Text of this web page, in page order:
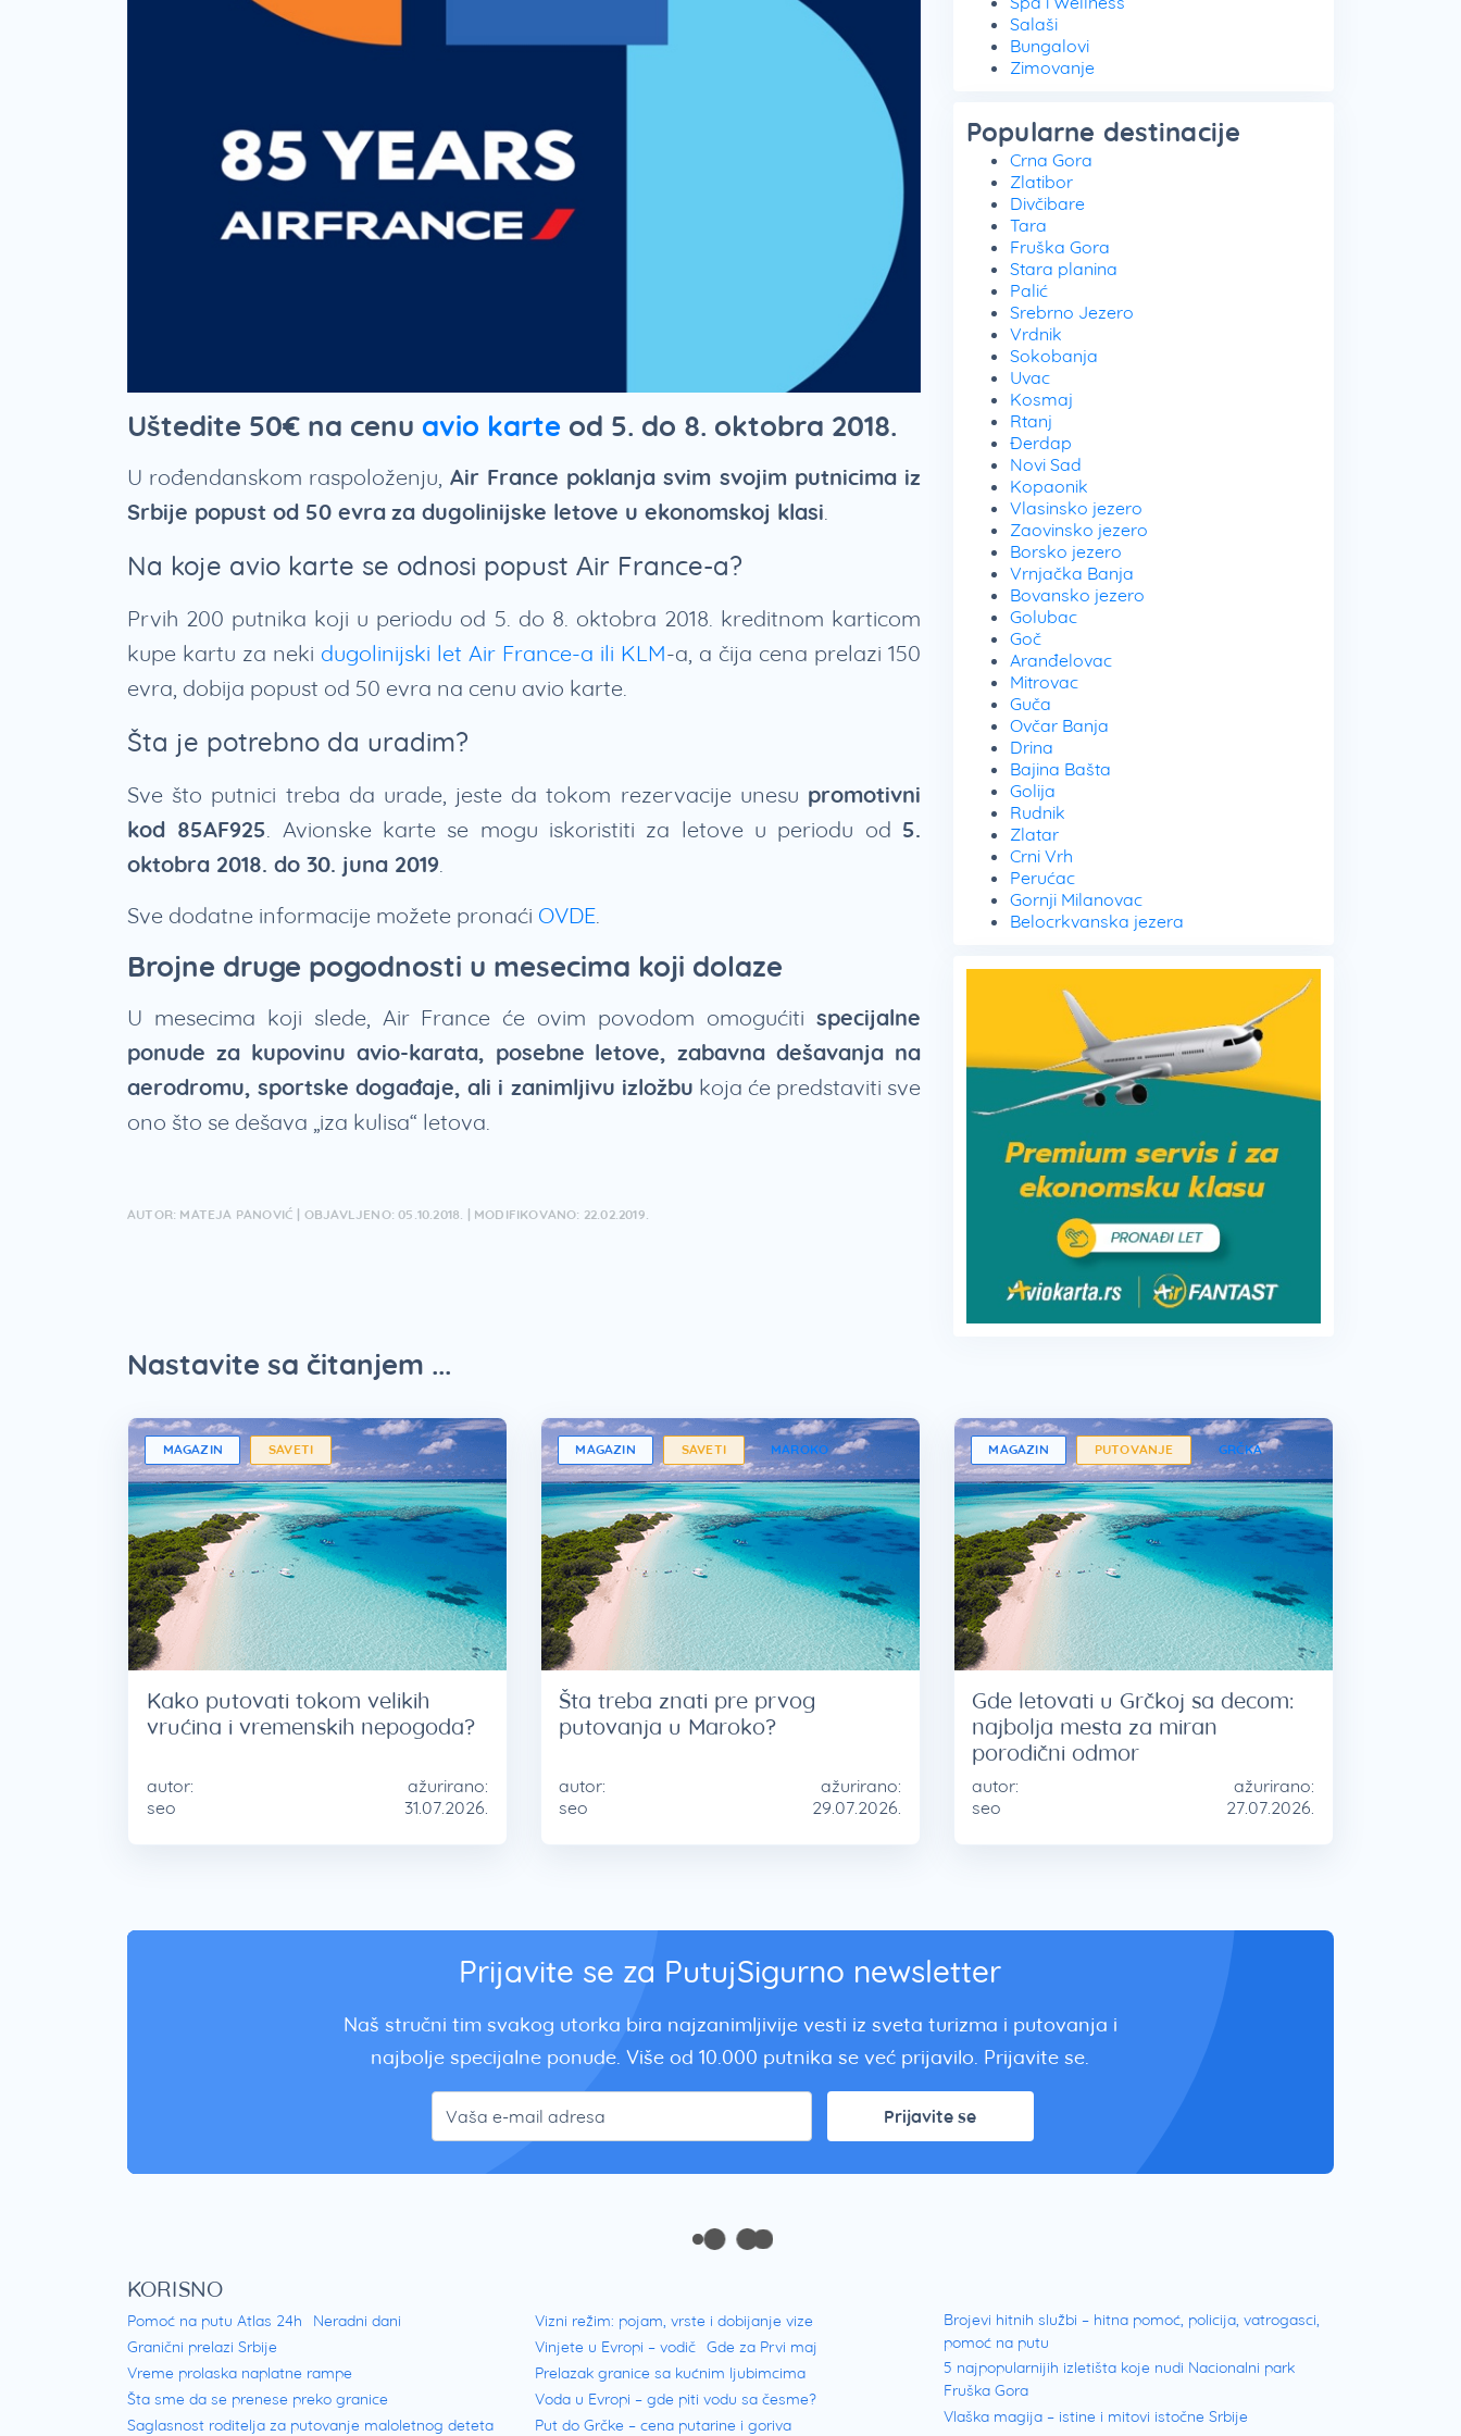
Uštedite 50€ na cenu avio karte od 5. do 8. oktobra 2018.
U rođendanskom raspoloženju, Air France poklanja svim svojim putnicima iz
Srbije popust od 50 evra za dugolinijske letove u ekonomskoj klasi
Na koje avio karte se odnosi popust Air France-a?
Prvih 200 putnika koji u periodu od 5. do 8. oktobra 2018. kreditnom karticom
kupe kartu za neki dugolinijski let Air France-a ili KLM-a, a čija cena prelazi 150
evra, dobija popust od 50 evra na cenu avio karte.
Šta je potrebno da uradim?
Sve što putnici treba da urade, jeste da tokom rezervacije unesu promotivni
kod 85AF925 . Avionske karte se mogu iskoristiti za letove u periodu od 5.
oktobra 2018. do 30. juna 2019
Sve dodatne informacije možete pronaći OVDE
Brojne druge pogodnosti u mesecima koji dolaze
U mesecima koji slede, Air France će ovim povodom omogućiti specijalne
ponude za kupovinu avio-karata, posebne letove, zabavna dešavanja na
aerodromu, sportske događaje, ali i zanimljivu izložbu koja će predstaviti sve
ono što se dešava „iza kulisa“ letova.
AUTOR: MATEJA PANOVIĆ | OBJAVLJENO: 05.10.2018. | MODIFIKOVANO: 22.02.2019.
Salaši
Bungalovi
Zimovanje
Popularne destinacije
Crna Gora
Zlatibor
Divčibare
Tara
Fruška Gora
Stara planina
Palić
Srebrno Jezero
Vrdnik
Sokobanja
Uvac
Kosmaj
Rtanj
Đerdap
Novi Sad
Kopaonik
Vlasinsko jezero
Zaovinsko jezero
Borsko jezero
Vrnjačka Banja
Bovansko jezero
Golubac
Goč
Aranđelovac
Mitrovac
Guča
Ovčar Banja
Drina
Bajina Bašta
Golija
Rudnik
Zlatar
Crni Vrh
Perućac
Gornji Milanovac
Belocrkvanska jezera
Nastavite sa čitanjem ...
MAGAZIN SAVETI
Kako putovati tokom velikih
vrućina i vremenskih nepogoda?
autor:
seo
ažurirano:
31.07.2026.
MAGAZIN SAVETI MAROKO
Šta treba znati pre prvog
putovanja u Maroko?
autor:
seo
ažurirano:
29.07.2026.
MAGAZIN PUTOVANJE GRČKA
Gde letovati u Grčkoj sa decom:
najbolja mesta za miran
porodični odmor
autor:
seo
ažurirano:
27.07.2026.
Prijavite se za PutujSigurno newsletter
Naš stručni tim svakog utorka bira najzanimljivije vesti iz sveta turizma i putovanja i
najbolje specijalne ponude. Više od 10.000 putnika se već prijavilo. Prijavite se.
Prijavite se
KORISNO
Pomoć na putu Atlas 24h
Neradni dani
Granični prelazi Srbije
Vreme prolaska naplatne rampe
Šta sme da se prenese preko granice
Saglasnost roditelja za putovanje maloletnog deteta
Vizni režim: pojam, vrste i dobijanje vize
Vinjete u Evropi – vodič Gde za Prvi maj
Prelazak granice sa kućnim ljubimcima
Voda u Evropi – gde piti vodu sa česme?
Put do Grčke – cena putarine i goriva
Brojevi hitnih službi – hitna pomoć, policija, vatrogasci,
pomoć na putu
5 najpopularnijih izletišta koje nudi Nacionalni park
Fruška Gora
Vlaška magija – istine i mitovi istočne Srbije